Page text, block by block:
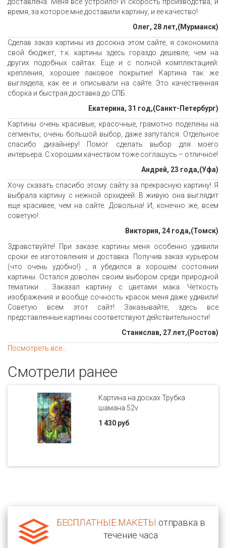
доставлена. Меня все устроило! И скорость производства, и
время, за которое мне доставили картину, и ее качество!
Олег, 28 лет,(Мурманск)
Сделав заказ картины из досокна этом сайте, я сэкономила
свой бюджет, т.к. картины здесь гораздо дешевле, чем на
других подобных сайтах. Еще и с полной комплектацией:
крепления, хорошее лаковое покрытие! Картина так же
выглядела, как ее и описывали на сайте. Это качественная
сборка и быстрая доставка до СПБ.
Екатерина, 31 год,(Санкт-Петербург)
Картины очень красивые, красочные, грамотно поделены на
сегменты, очень большой выбор, даже запутался. Отдельное
спасибо дизайнеру! Помог сделать выбор для моего
интерьера. С хорошим качеством тоже соглашусь – отличное!
Андрей, 23 года,(Уфа)
Хочу сказать спасибо этому сайту за прекрасную картину! Я
выбрала картину с нежной орхидеей. В живую она выглядит
еще красивее, чем на сайте. Довольна! И, конечно же, всем
советую!
Виктория, 24 года,(Томск)
Здравствуйте! При заказе картины меня особенно удивили
сроки ее изготовления и доставка. Получив заказ курьером
(что очень удобно!) , я убедился в хорошем состоянии
картины. Остался доволен своим выбором среди природной
тематики . Заказал картину с цветами мака. Четкость
изображения и вообще сочность красок меня даже удивили!
Советую всем этот сайт! Заказывайте, здесь все
представленные картины соответствуют действительности!
Станислав, 27 лет,(Ростов)
Посмотреть все...
Смотрели ранее
Картина на досках Трубка
шамана 52v
1 430 руб
БЕСПЛАТНЫЕ МАКЕТЫ отправка в
течение часа